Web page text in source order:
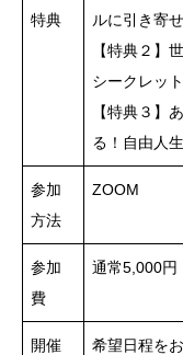
特典
ルに引き寄
【特典２】
シークレッ
【特典３】
る！自由人
参加
方法
ZOOM
参加
費
通常5,000
開催
希望日程を